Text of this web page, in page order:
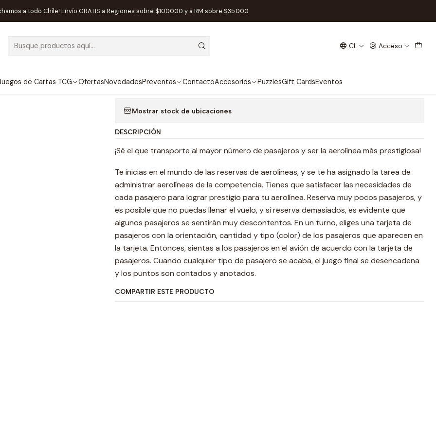
CL Acceso
de Cartas TCG OfertasNovedadesPreventas ContactoAccesorios PuzzlesGift CardsEventos
a todo Chile! Envío GRATIS a Regiones sobre $100.000 y a RM sobre $35.000
Inicio Juegos de Mesa Familiares Overbooked - Español
AGOTADO Overbooked - Español
Agregar a la lista de favoritos
Mostrar stock de ubicaciones
DESCRIPCIÓN
¡Sé el que transporte al mayor número de pasajeros y ser la aerolínea más prestigiosa!
Te inicias en el mundo de las reservas de aerolíneas, y se te ha asignado la tarea de
administrar aerolíneas de la competencia. Tienes que satisfacer las necesidades de
cada pasajero para lograr prestigio para tu aerolínea. Reserva muy pocos pasajeros, y
es posible que no puedas llenar el vuelo, y si reserva demasiados, es evidente que
algunos pasajeros se sentirán muy descontentos. En un turno, eliges una tarjeta de
pasajeros con la orientación, cantidad y tipo (color) de los pasajeros que aparecen en
la tarjeta. Entonces, sientas a los pasajeros en el avión de acuerdo con la tarjeta de
pasajeros. Cuando cualquier tipo de pasajero se acaba, el juego final se desencadena
y los puntos son contados y anotados.
COMPARTIR ESTE PRODUCTO